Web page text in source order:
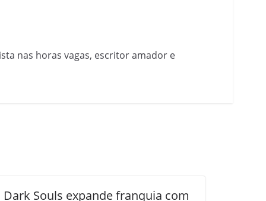
nas horas vagas, escritor amador e
Dark Souls expande franquia com